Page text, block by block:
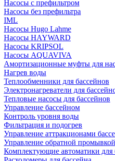
Насосы с префильтром
Насосы без префильтра
IML
Насосы Hugo Lahme
Насосы HAYWARD
Насосы KRIPSOL
Насосы AQUAVIVA
Амортизационные муфты для
Нагрев воды
Теплообменники для бассейнов
Электронагреватели для
Тепловые насосы для бассейнов
Управление бассейном
Контроль уровня воды
Фильтрация и подогрев
Управление аттракционами
Управление обратной
Комплектующие автоматики для